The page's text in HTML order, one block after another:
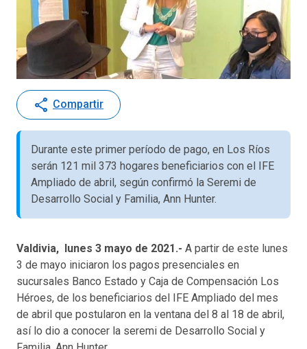
share Compartir
Durante este primer período de pago, en Los Ríos
serán 121 mil 373 hogares beneficiarios con el IFE
Ampliado de abril, según confirmó la Seremi de
Desarrollo Social y Familia, Ann Hunter.
Valdivia, lunes 3 mayo de 2021.- A partir de este lunes
3 de mayo iniciaron los pagos presenciales en
sucursales Banco Estado y Caja de Compensación Los
Héroes, de los beneficiarios del IFE Ampliado del mes
de abril que postularon en la ventana del 8 al 18 de abril,
así lo dio a conocer la seremi de Desarrollo Social y